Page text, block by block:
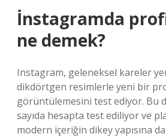
İnstagramda
ne demek?
Instagram, geleneksel kareler
dikdörtgen resimlerle yeni bir
görüntülemesini test ediyor. Bu
sayıda hesapta test ediliyor ve
modern içeriğin dikey yapısına